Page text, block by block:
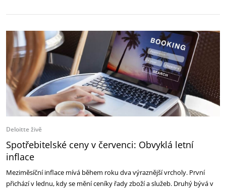
Deloitte živě
Spotřebitelské ceny v červenci: Obvyklá letní
inflace
Meziměsíční inflace mívá během roku dva výraznější vrcholy. První
přichází v lednu, kdy se mění ceníky řady zboží a služeb. Druhý bývá v